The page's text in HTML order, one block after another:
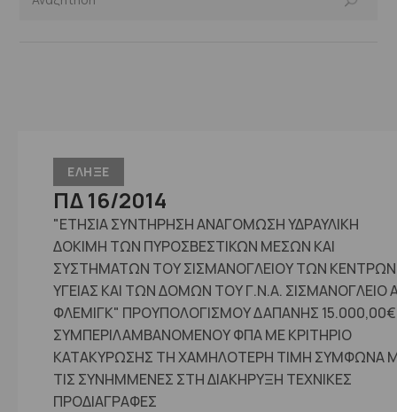
ΕΛΗΞΕ
ΠΔ 16/2014
"ΕΤΗΣΙΑ ΣΥΝΤΗΡΗΣΗ ΑΝΑΓΟΜΩΣΗ ΥΔΡΑΥΛΙΚΗ
ΔΟΚΙΜΗ ΤΩΝ ΠΥΡΟΣΒΕΣΤΙΚΩΝ ΜΕΣΩΝ ΚΑΙ
ΣΥΣΤΗΜΑΤΩΝ ΤΟΥ ΣΙΣΜΑΝΟΓΛΕΙΟΥ ΤΩΝ ΚΕΝΤΡΩΝ
ΥΓΕΙΑΣ ΚΑΙ ΤΩΝ ΔΟΜΩΝ ΤΟΥ Γ.Ν.Α. ΣΙΣΜΑΝΟΓΛΕΙΟ
ΦΛΕΜΙΓΚ" ΠΡΟΥΠΟΛΟΓΙΣΜΟΥ ΔΑΠΑΝΗΣ 15.000,00€
ΣΥΜΠΕΡΙΛΑΜΒΑΝΟΜΕΝΟΥ ΦΠΑ ΜΕ ΚΡΙΤΗΡΙΟ
ΚΑΤΑΚΥΡΩΣΗΣ ΤΗ ΧΑΜΗΛΟΤΕΡΗ ΤΙΜΗ ΣΥΜΦΩΝΑ
ΤΙΣ ΣΥΝΗΜΜΕΝΕΣ ΣΤΗ ΔΙΑΚΗΡΥΞΗ ΤΕΧΝΙΚΕΣ
ΠΡΟΔΙΑΓΡΑΦΕΣ